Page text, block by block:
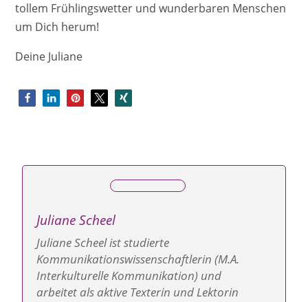
tollem Frühlingswetter und wunderbaren Menschen
um Dich herum!
Deine Juliane
Juliane Scheel
Juliane Scheel ist studierte
Kommunikations­wissenschaftlerin (M.A.
Interkulturelle Kommunikation) und
arbeitet als aktive Texterin und Lektorin